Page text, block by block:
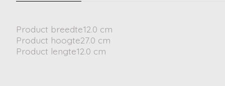
Product breedte12.0 cm
Product hoogte27.0 cm
Product lengte12.0 cm